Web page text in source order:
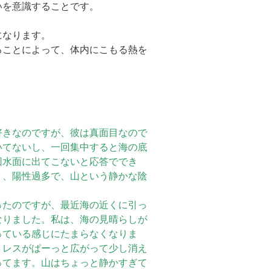
意識することです。
ります。
とによって、体内にこもる熱を
なのですが、彼は真面目なので
ないし、一回集中すると海の底
面に出てこないと応答ででき
陽性過多で、山という静かな陰
のですが、最近海の近くに引っ
ました。私は、海の見晴らしが
いる感じにたまらなくなりま
スがぱーっと広がって少し消え
ます。山はちょっと静かすぎて